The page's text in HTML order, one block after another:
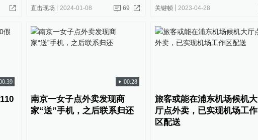
直击现场 2024-01-08 69 关键帧 2023-04-28
00:28
南京一女子点外卖发现商
家“送”手机，之后联系归还
旅客或能在浦东机场候机大
厅点外卖，已实现机场工作
区配送